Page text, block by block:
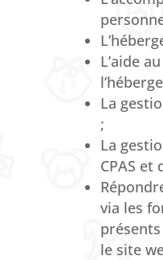
L’aide
La
;
La
CPAS et
via les
le site